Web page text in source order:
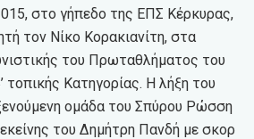
στο γήπεδο της ΕΠΣ Κέρκυρας,
τον Νίκο Κορακιανίτη, στα
του Πρωταθλήματος του
τοπικής Κατηγορίας. Η λήξη του
ομάδα του Σπύρου Ρώσση
του Δημήτρη Πανδή με σκορ